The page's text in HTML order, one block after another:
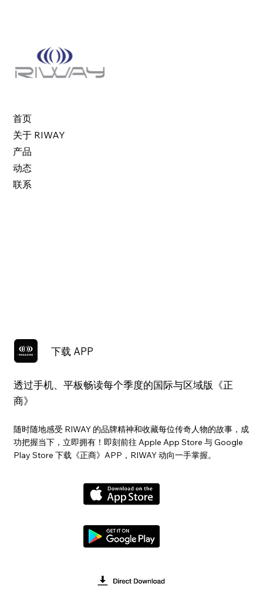
首页
关于 RIWAY
产品
动态
联系
下载 APP
透过手机、平板畅读每个季度的国际与区域版《正
商》
随时随地感受 RIWAY 的品牌精神和收藏每位传奇人物的故事，成
功把握当下，立即拥有！即刻前往 Apple App Store 与 Google
Play Store 下载《正商》APP，RIWAY 动向一手掌握。